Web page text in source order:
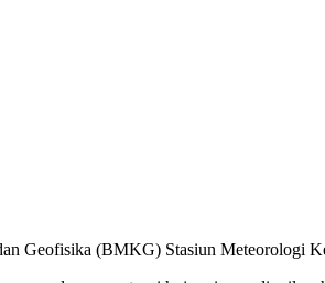
Geofisika (BMKG) Stasiun Meteorologi